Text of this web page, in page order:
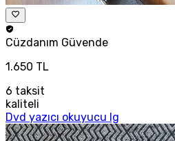
Cüzdanım Güvende
1.650 TL
6 taksit
kaliteli
Dvd yazıcı okuyucu lg